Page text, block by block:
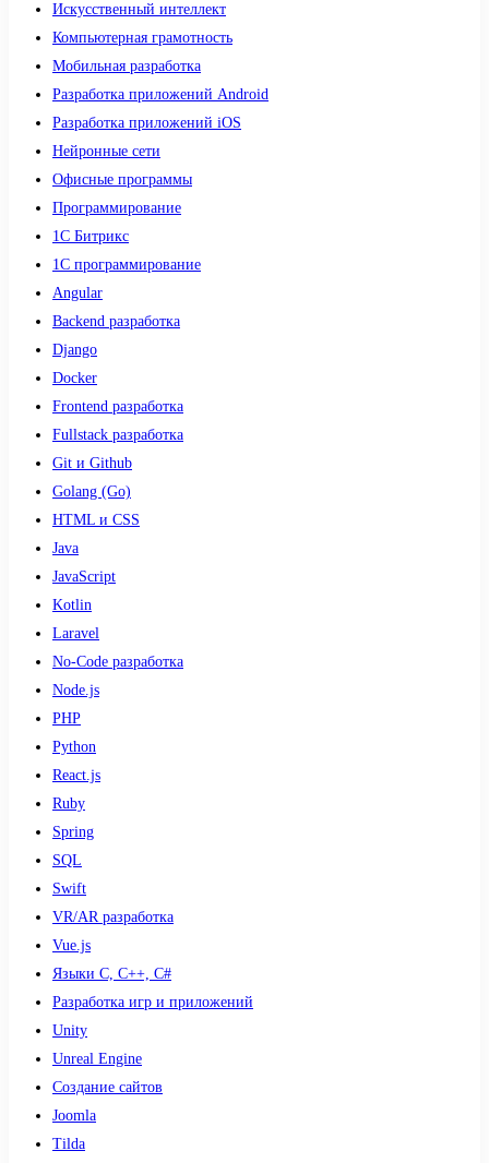
Искусственный интеллект
Компьютерная грамотность
Мобильная разработка
Разработка приложений Android
Разработка приложений iOS
Нейронные сети
Офисные программы
Программирование
1С Битрикс
1С программирование
Angular
Backend разработка
Django
Docker
Frontend разработка
Fullstack разработка
Git и Github
Golang (Go)
HTML и CSS
Java
JavaScript
Kotlin
Laravel
No-Code разработка
Node.js
PHP
Python
React.js
Ruby
Spring
SQL
Swift
VR/AR разработка
Vue.js
Языки С, С++, С#
Разработка игр и приложений
Unity
Unreal Engine
Создание сайтов
Joomla
Tilda